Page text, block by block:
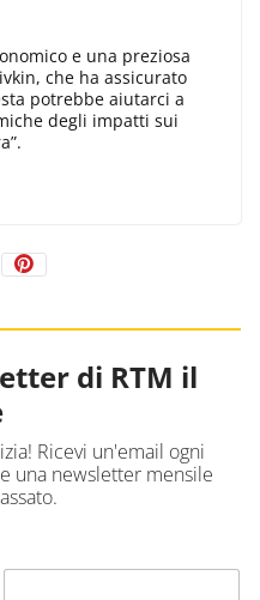
e una preziosa
che ha assicurato
potrebbe aiutarci a
degli impatti sui
di RTM il
Ricevi un'email ogni
una newsletter mensile